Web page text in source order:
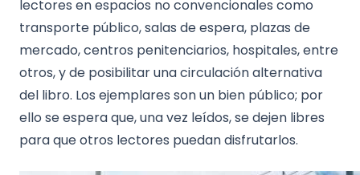
lectores en espacios no convencionales como
transporte público, salas de espera, plazas de
mercado, centros penitenciarios, hospitales, entre
otros, y de posibilitar una circulación alternativa
del libro. Los ejemplares son un bien público; por
ello se espera que, una vez leídos, se dejen libres
para que otros lectores puedan disfrutarlos.